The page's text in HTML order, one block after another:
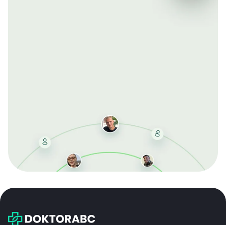
bei jeder Bestellung, erhalten schnelle Lieferung und